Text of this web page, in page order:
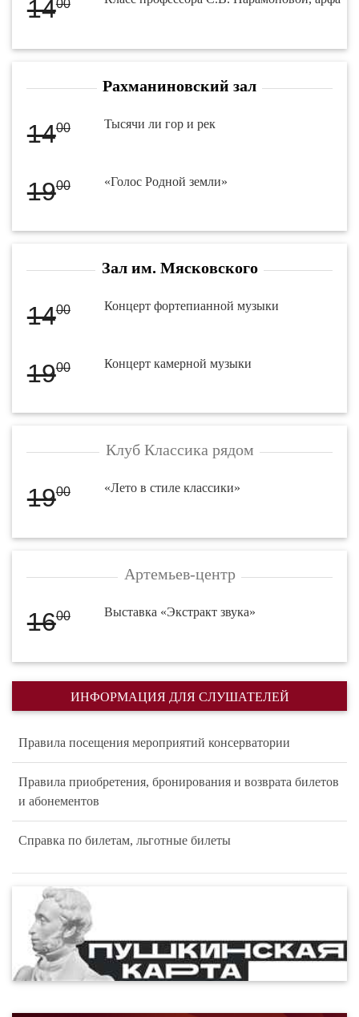
1400
Рахманиновский зал
1400 Тысячи ли гор и рек
1900 «Голос Родной земли»
Зал им. Мясковского
1400 Концерт фортепианной музыки
1900 Концерт камерной музыки
Клуб Классика рядом
1900 «Лето в стиле классики»
Артемьев-центр
1600 Выставка «Экстракт звука»
ИНФОРМАЦИЯ ДЛЯ СЛУШАТЕЛЕЙ
Правила посещения мероприятий консерватории
Правила приобретения, бронирования и возврата билетов
и абонементов
Справка по билетам, льготные билеты